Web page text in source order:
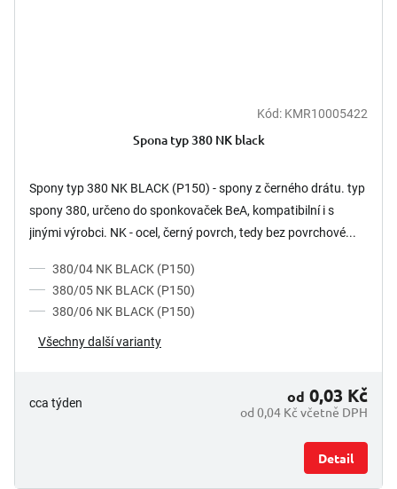
Kód: KMR10005422
Spona typ 380 NK black
Spony typ 380 NK BLACK (P150) - spony z černého drátu. typ
spony 380, určeno do sponkovaček BeA, kompatibilní i s
jinými výrobci. NK - ocel, černý povrch, tedy bez povrchové...
380/04 NK BLACK (P150)
380/05 NK BLACK (P150)
380/06 NK BLACK (P150)
Všechny další varianty
cca týden
od 0,04 Kč včetně DPH
od 0,03 Kč
Detail